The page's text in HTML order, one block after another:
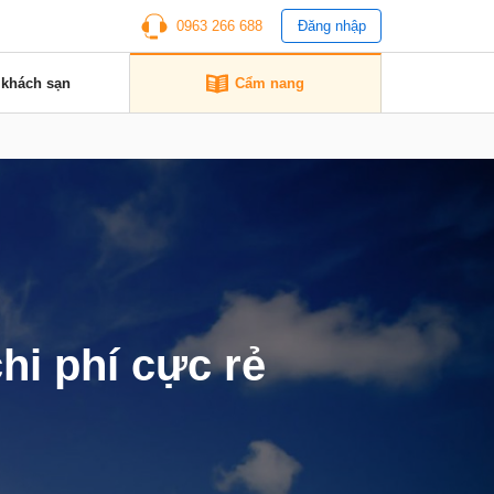
0963 266 688 Đăng nhập
sạn Cẩm nang
phí cực rẻ